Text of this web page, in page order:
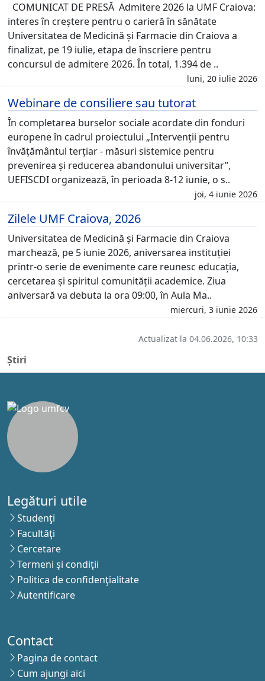
Știri
COMUNICAT DE PRESĂ Admitere 2026 la UMF Craiova:
interes în creștere pentru o carieră în sănătate
Universitatea de Medicină și Farmacie din Craiova a
finalizat, pe 19 iulie, etapa de înscriere pentru
concursul de admitere 2026. În total, 1.394 de ..
luni, 20 iulie 2026
Webinare de consiliere sau tutorat
În completarea burselor sociale acordate din fonduri
europene în cadrul proiectului „Intervenții pentru
învățământul terțiar - măsuri sistemice pentru
prevenirea și reducerea abandonului universitar”,
UEFISCDI organizează, în perioada 8-12 iunie, o s..
joi, 4 iunie 2026
Zilele UMF Craiova, 2026
Universitatea de Medicină și Farmacie din Craiova
marchează, pe 5 iunie 2026, aniversarea instituției
printr-o serie de evenimente care reunesc educația,
cercetarea și spiritul comunității academice. Ziua
aniversară va debuta la ora 09:00, în Aula Ma..
miercuri, 3 iunie 2026
Actualizat la 04.06.2026, 10:33
Legături utile
Studenţi
Facultăţi
Cercetare
Termeni şi condiţii
Politica de confidenţialitate
Autentificare
Contact
Pagina de contact
Cum ajungi aici